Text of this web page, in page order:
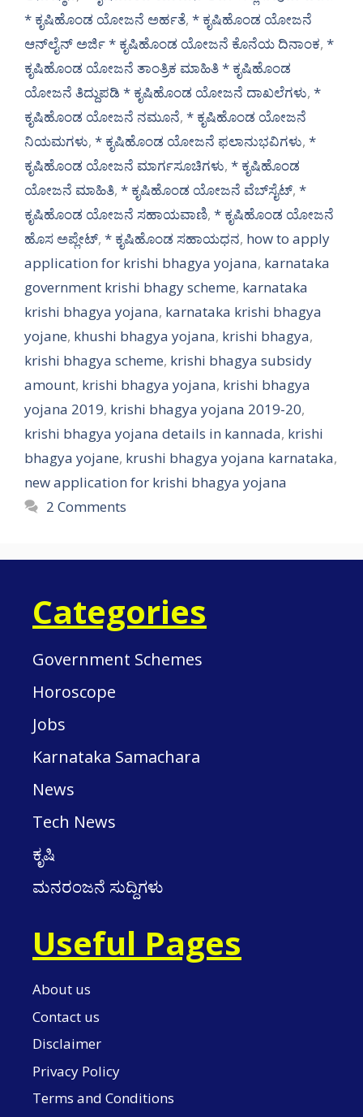
* ಕೃಷಿಹೊಂಡ ಯೋಜನೆ ಅರ್ಹತೆ, * ಕೃಷಿಹೊಂಡ ಯೋಜನೆ
ಆನ್‌ಲೈನ್ ಅರ್ಜಿ * ಕೃಷಿಹೊಂಡ ಯೋಜನೆ ಕೊನೆಯ ದಿನಾಂಕ, *
ಕೃಷಿಹೊಂಡ ಯೋಜನೆ ತಾಂತ್ರಿಕ ಮಾಹಿತಿ * ಕೃಷಿಹೊಂಡ
ಯೋಜನೆ ತಿದ್ದುಪಡಿ * ಕೃಷಿಹೊಂಡ ಯೋಜನೆ ದಾಖಲೆಗಳು, *
ಕೃಷಿಹೊಂಡ ಯೋಜನೆ ನಮೂನೆ, * ಕೃಷಿಹೊಂಡ ಯೋಜನೆ
ನಿಯಮಗಳು, * ಕೃಷಿಹೊಂಡ ಯೋಜನೆ ಫಲಾನುಭವಿಗಳು, *
ಕೃಷಿಹೊಂಡ ಯೋಜನೆ ಮಾರ್ಗಸೂಚಿಗಳು, * ಕೃಷಿಹೊಂಡ
ಯೋಜನೆ ಮಾಹಿತಿ, * ಕೃಷಿಹೊಂಡ ಯೋಜನೆ ವೆಬ್‌ಸೈಟ್, *
ಕೃಷಿಹೊಂಡ ಯೋಜನೆ ಸಹಾಯವಾಣಿ, * ಕೃಷಿಹೊಂಡ ಯೋಜನೆ
ಹೊಸ ಅಪ್ಲೇಟ್, * ಕೃಷಿಹೊಂಡ ಸಹಾಯಧನ, how to apply
application for krishi bhagya yojana, karnataka
government krishi bhagy scheme, karnataka
krishi bhagya yojana, karnataka krishi bhagya
yojane, khushi bhagya yojana, krishi bhagya,
krishi bhagya scheme, krishi bhagya subsidy
amount, krishi bhagya yojana, krishi bhagya
yojana 2019, krishi bhagya yojana 2019-20,
krishi bhagya yojana details in kannada, krishi
bhagya yojane, krushi bhagya yojana karnataka,
new application for krishi bhagya yojana
2 Comments
Categories
Government Schemes
Horoscope
Jobs
Karnataka Samachara
News
Tech News
ಕೃಷಿ
ಮನರಂಜನೆ ಸುದ್ದಿಗಳು
Useful Pages
About us
Contact us
Disclaimer
Privacy Policy
Terms and Conditions